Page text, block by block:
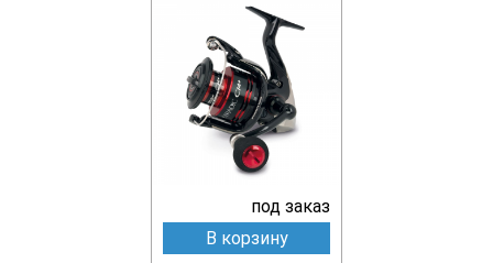
под заказ
В корзину